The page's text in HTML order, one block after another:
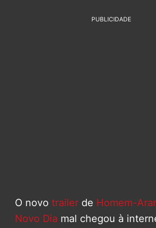
PUBLICIDADE
O novo trailer de Homem-
Novo Dia mal chegou à